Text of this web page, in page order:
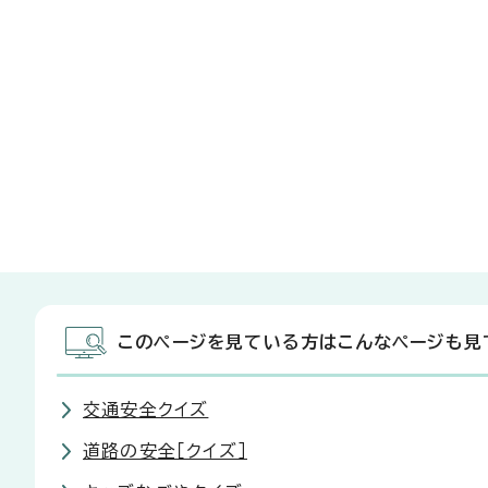
このページを見ている方はこんなページも見
交通安全クイズ
道路の安全［クイズ］